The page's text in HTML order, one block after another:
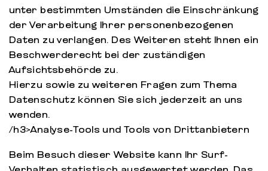
unter bestimmten Umständen die Einschränkung
der Verarbeitung Ihrer personenbezogenen
Daten zu verlangen. Des Weiteren steht Ihnen ein
Beschwerderecht bei der zuständigen
Aufsichtsbehörde zu.
Hierzu sowie zu weiteren Fragen zum Thema
Datenschutz können Sie sich jederzeit an uns
wenden.
/h3>Analyse-Tools und Tools von Drittanbietern
Beim Besuch dieser Website kann Ihr Surf-